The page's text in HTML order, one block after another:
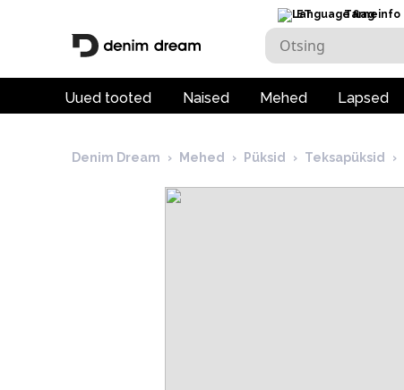
ET Tarneinfo
Uued tooted Naised Mehed Lapsed
Denim Dream › Mehed › Püksid › Teksapüksid ›